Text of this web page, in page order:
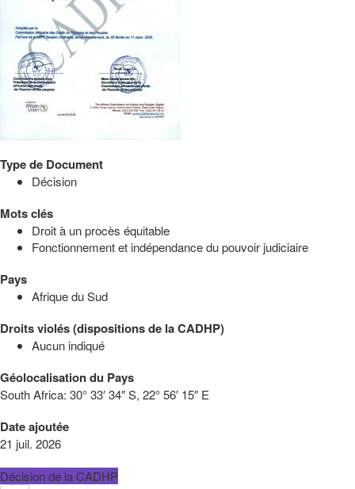
Type de Document
Décision
Mots clés
Droit à un procès équitable
Fonctionnement et indépendance du pouvoir judiciaire
Pays
Afrique du Sud
Droits violés (dispositions de la CADHP)
Aucun indiqué
Géolocalisation du Pays
South Africa: 30° 33′ 34″ S, 22° 56′ 15″ E
Date ajoutée
21 juil. 2026
Décision de la CADHP